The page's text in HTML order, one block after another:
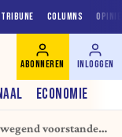
COLUMNS
ECONOMIE
ABONNEREN INLOGGEN
voorstander